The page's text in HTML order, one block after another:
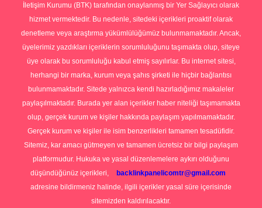
İletişim Kurumu (BTK) tarafından onaylanmış bir Yer Sağlayıcı olarak
hizmet vermektedir. Bu nedenle, sitedeki içerikleri proaktif olarak
denetleme veya araştırma yükümlülüğümüz bulunmamaktadır. Ancak,
üyelerimiz yazdıkları içeriklerin sorumluluğunu taşımakta olup, siteye
üye olarak bu sorumluluğu kabul etmiş sayılırlar. Bu internet sitesi,
herhangi bir marka, kurum veya şahıs şirketi ile hiçbir bağlantısı
bulunmamaktadır. Sitede yalnızca kendi hazırladığımız makaleler
paylaşılmaktadır. Burada yer alan içerikler haber niteliği taşımamakta
olup, gerçek kurum ve kişiler hakkında paylaşım yapılmamaktadır.
Gerçek kurum ve kişiler ile isim benzerlikleri tamamen tesadüfidir.
Sitemiz, kar amacı gütmeyen ve tamamen ücretsiz bir bilgi paylaşım
platformudur. Hukuka ve yasal düzenlemelere aykırı olduğunu
düşündüğünüz içerikleri,
backlinkpanelicomtr@gmail.com
adresine bildirmeniz halinde, ilgili içerikler yasal süre içerisinde
sitemizden kaldırılacaktır.